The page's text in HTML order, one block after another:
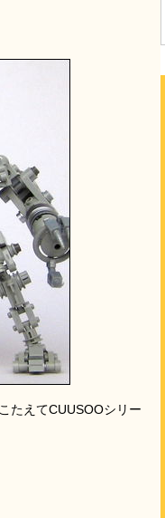
たえてCUUSOOシリー